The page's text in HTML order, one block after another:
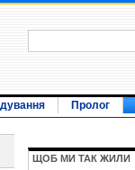
Пролог
ЩОБ МИ ТАК ЖИЛИ